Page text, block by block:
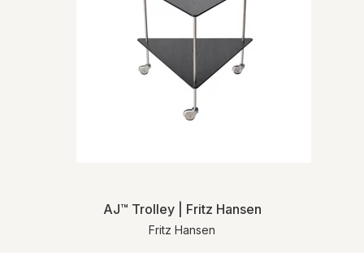
AJ™ Trolley | Fritz Hansen
Fritz Hansen